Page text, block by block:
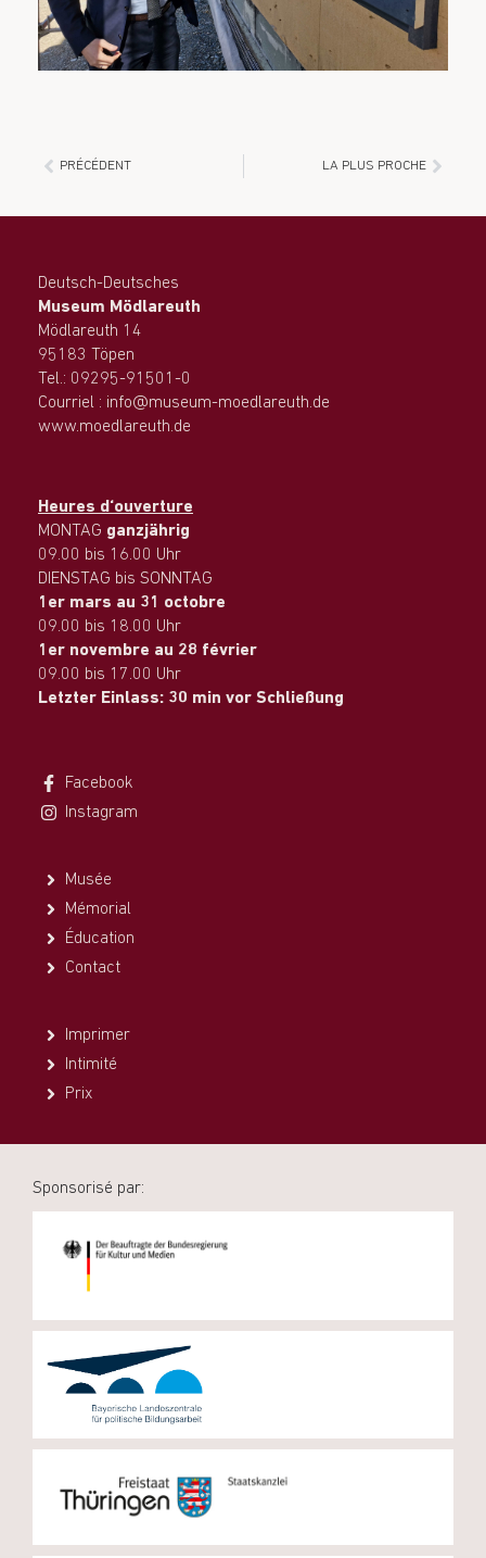
PRÉCÉDENT LA PLUS PROCHE
Deutsch-Deutsches
Museum Mödlareuth
Mödlareuth 14
95183 Töpen
Tel.: 09295-91501-0
Courriel : info@museum-moedlareuth.de
www.moedlareuth.de
Heures d‘ouverture
MONTAG ganzjährig
09.00 bis 16.00 Uhr
DIENSTAG bis SONNTAG
1er mars au 31 octobre
09.00 bis 18.00 Uhr
1er novembre au 28 février
09.00 bis 17.00 Uhr
Letzter Einlass: 30 min vor Schließung
Facebook
Instagram
Musée
Mémorial
Éducation
Contact
Imprimer
Intimité
Prix
Sponsorisé par: